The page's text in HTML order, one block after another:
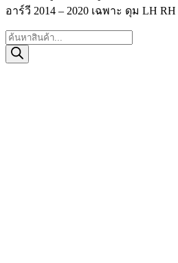
อาร์วี 2014 – 2020 เฉพาะ ดุม LH RH
Products
search